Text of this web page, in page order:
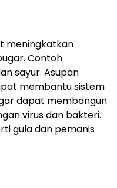
meningkatkan
Contoh
sayur. Asupan
membantu sistem
dapat membangun
virus dan bakteri.
gula dan pemanis